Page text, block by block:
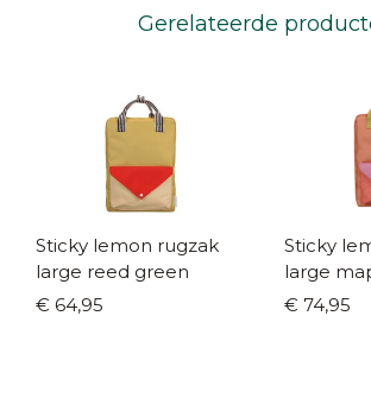
Gerelateerde
Sticky lemon rugzak
large reed green
€ 64,95
Sticky
large
€ 74,95